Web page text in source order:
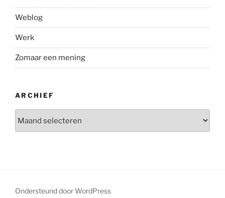
Weblog
Werk
Zomaar een mening
ARCHIEF
Ondersteund door WordPress